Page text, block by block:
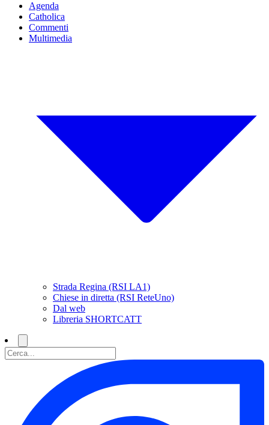
Agenda
Catholica
Commenti
Multimedia
Strada Regina (RSI LA1)
Chiese in diretta (RSI ReteUno)
Dal web
Libreria SHORTCATT